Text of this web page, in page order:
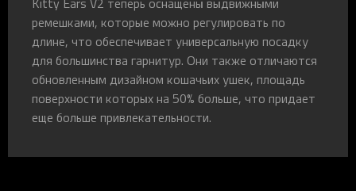
ремешками, которые можно регулировать по
длине, что обеспечивает универсальную посадку
для большинства гарнитур. Они также отличаются
обновленным дизайном кошачьих ушек, площадь
поверхности которых на 50% больше, что придает
еще больше привлекательности.